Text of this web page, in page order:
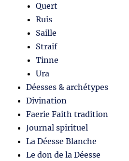
Quert
Ruis
Saille
Straif
Tinne
Ura
Déesses & archétypes
Divination
Faerie Faith tradition
Journal spirituel
La Déesse Blanche
Le don de la Déesse